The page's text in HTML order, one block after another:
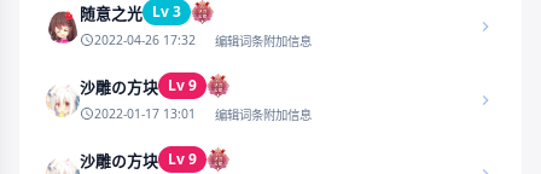
随意之光 Lv 3
2022-04-26 17:32 编辑词条附加信息
沙雕の方块 Lv 9
2022-01-17 13:01 编辑词条附加信息
沙雕の方块 Lv 9